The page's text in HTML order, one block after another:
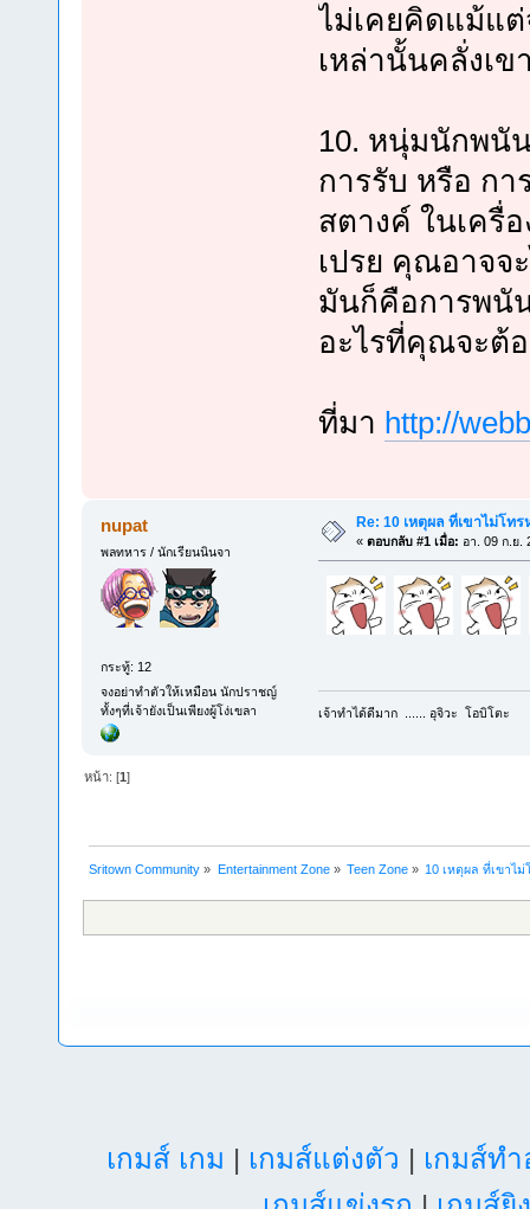
ไม่เคยคิดแม้แ
เหล่านั้นคลั่งเข
10. หนุ่มนักพนั
การรับ หรือ กา
สตางค์ ในเครื่
เปรย คุณอาจจ
มันก็คือการพนั
อะไรที่คุณจะต้อ
ที่มา http://
nupat
พลทหาร / นักเรียนนินจา
กระทู้: 12
จงอย่าทำตัวให้เหมือน นักปราชญ์
ทั้งๆที่เจ้ายังเป็นเพียงผู้โง่เขลา
Re: 10 เหตุผล ที่เขาไม่โท
« ตอบกลับ #1 เมื่อ: อา. 09 ก.ย.
เจ้าทำได้ดีมาก ...... อุจิวะ โอบิโตะ
หน้า: [1]
Sritown Community » Entertainment Zone» Teen Zone» 10 เหตุผล ที่เขาไ
เกมส์ เกม | เกมส์แต่งตัว | เกมส์ท